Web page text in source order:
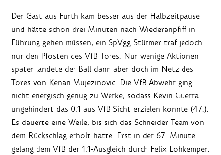
Der Gast aus Fürth kam besser aus der Halbzeitpause
und hätte schon drei Minuten nach Wiederanpfiff in
Führung gehen müssen, ein SpVgg-Stürmer traf jedoch
nur den Pfosten des VfB Tores. Nur wenige Aktionen
später landete der Ball dann aber doch im Netz des
Tores von Kenan Mujezinovic. Die VfB Abwehr ging
nicht energisch genug zu Werke, sodass Kevin Guerra
ungehindert das 0:1 aus VfB Sicht erzielen konnte (47.).
Es dauerte eine Weile, bis sich das Schneider-Team von
dem Rückschlag erholt hatte. Erst in der 67. Minute
gelang dem VfB der 1:1-Ausgleich durch Felix Lohkemper.